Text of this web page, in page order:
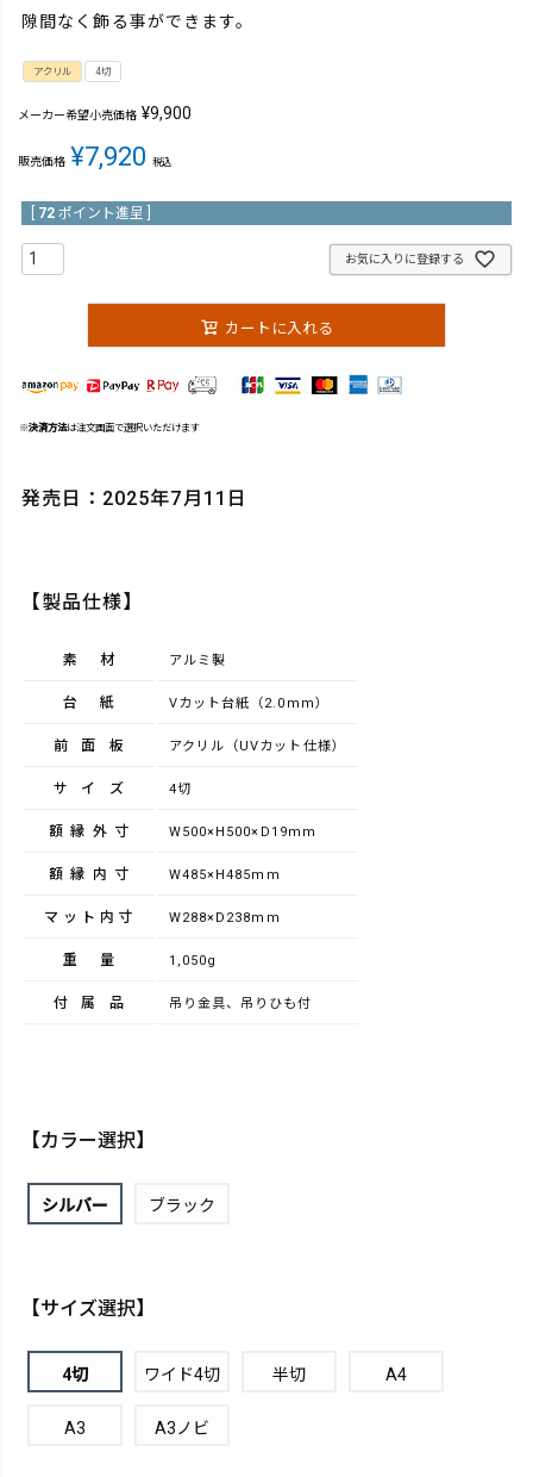
隙間なく飾る事ができます。
アクリル 4切
メーカー希望小売価格 ¥9,900
販売価格 ¥7,920 税込
72 ポイント進呈 ]
お気に入りに登録する
カートに入れる
※決済方法は注文画面で選択いただけます
発売日：2025年7月11日
【製品仕様】
素材 アルミ製
台紙 Vカット台紙（2.0mm）
前面板 アクリル（UVカット仕様）
サイズ 4切
額縁外寸 W500×H500×D19mm
額縁内寸 W485×H485mm
マット内寸 W288×D238mm
重量 1,050g
付属品 吊り金具、吊りひも付
【カラー選択】
シルバー ブラック
【サイズ選択】
4切 ワイド4切 半切 A4
A3 A3ノビ